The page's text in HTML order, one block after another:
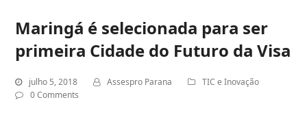
Maringá é selecionada para ser
primeira Cidade do Futuro da Visa
julho 5, 2018 Assespro Parana
TIC e Inovação
0 Comments